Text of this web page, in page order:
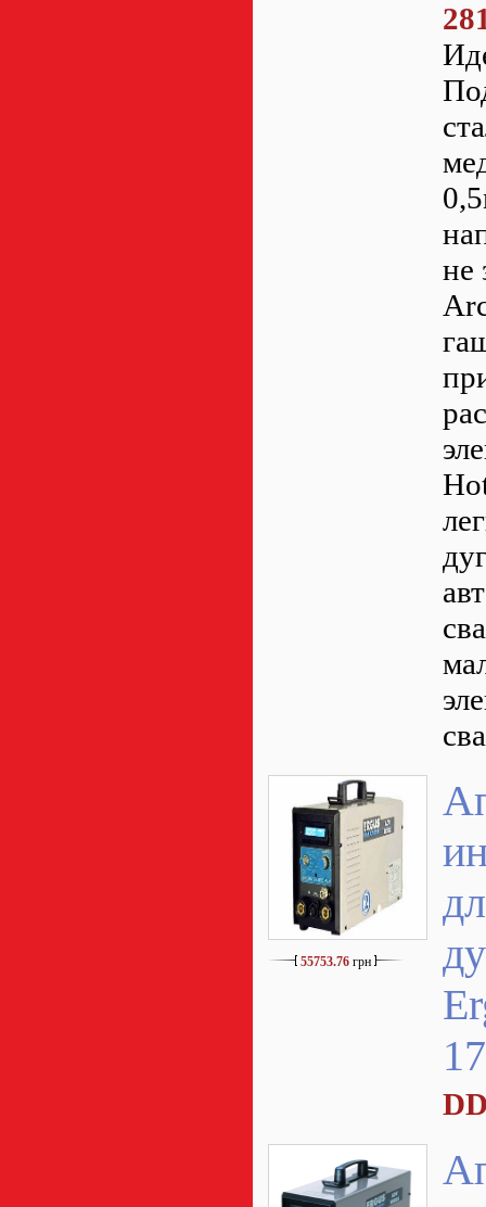
не
55753.76 грн